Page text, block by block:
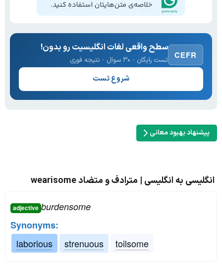
CEFR
سطح واقعی لغات انگلیسیت رو بدون!
تست رایگان · ۳۰ سوال · نتیجه فوری
شروع تست
پیشنهاد بهبود معانی
انگلیسی به انگلیسی | مترادف و متضاد wearisome
adjective burdensome
Synonyms:
laborious
strenuous toilsome